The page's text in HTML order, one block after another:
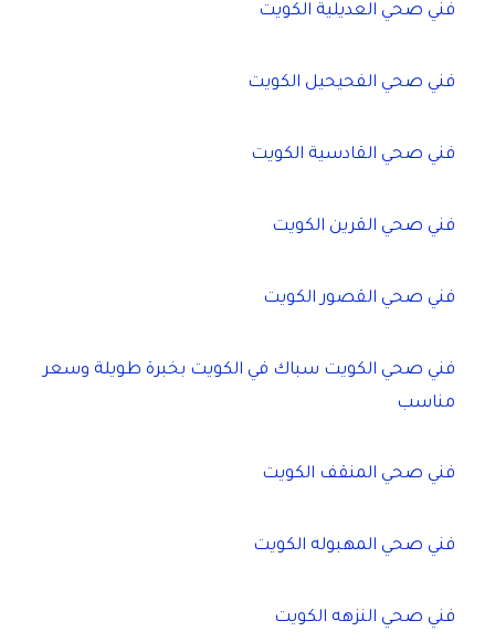
فني صحي العديلية الكويت
فني صحي الفحيحيل الكويت
فني صحي القادسية الكويت
فني صحي القرين الكويت
فني صحي القصور الكويت
فني صحي الكويت سباك في الكويت بخبرة طويلة وسعر
مناسب
فني صحي المنقف الكويت
فني صحي المهبوله الكويت
فني صحي النزهه الكويت